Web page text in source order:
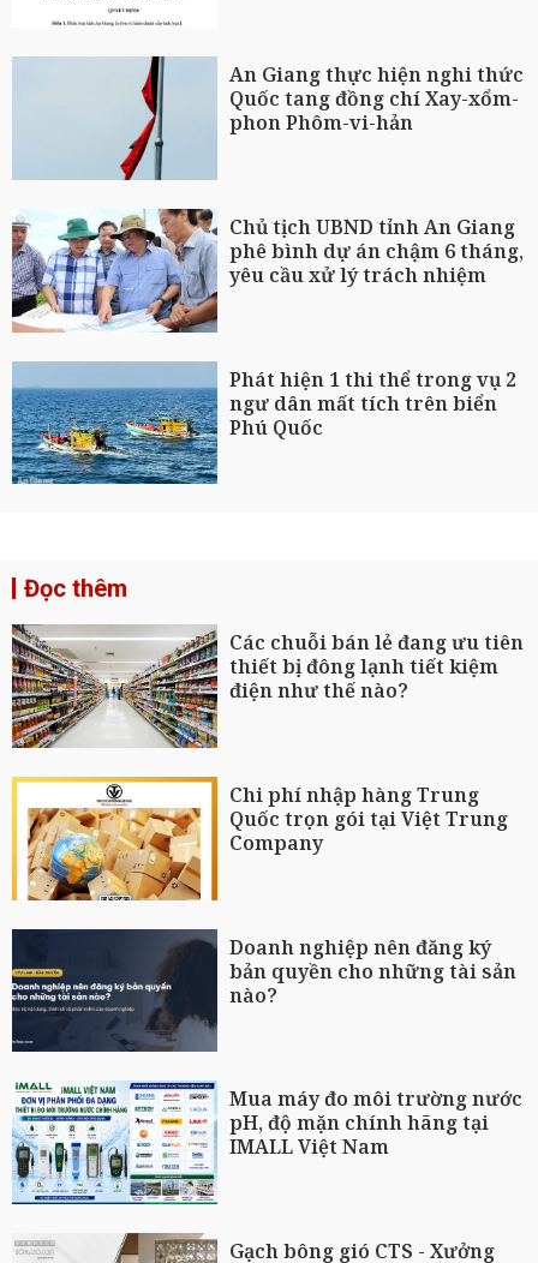
An Giang thực hiện nghi thức
Quốc tang đồng chí Xay-xổm-
phon Phôm-vi-hản
Chủ tịch UBND tỉnh An Giang
phê bình dự án chậm 6 tháng,
yêu cầu xử lý trách nhiệm
Phát hiện 1 thi thể trong vụ 2
ngư dân mất tích trên biển
Phú Quốc
Đọc thêm
Các chuỗi bán lẻ đang ưu tiên
thiết bị đông lạnh tiết kiệm
điện như thế nào?
Chi phí nhập hàng Trung
Quốc trọn gói tại Việt Trung
Company
Doanh nghiệp nên đăng ký
bản quyền cho những tài sản
nào?
Mua máy đo môi trường nước
pH, độ mặn chính hãng tại
IMALL Việt Nam
Gạch bông gió CTS - Xưởng